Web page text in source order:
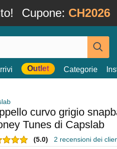
Cupone: CH2026
Outlet Categorie
curvo grigio
Tunes di Capslab
(5.0) 2 recensioni dei